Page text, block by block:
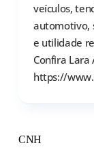
veículos,
automotivo,
e utilidade
Confira Lara
https://
CNH